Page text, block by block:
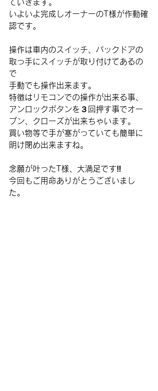
ていきます。
いよいよ完成しオーナーのT様が作動確
認です。
操作は車内のスイッチ、バックドアの
取っ手にスイッチが取り付けてあるの
で
手動でも操作出来ます。
特徴はリモコンでの操作が出来る事、
アンロックボタンを３回押す事でオー
プン、クローズが出来ちゃいます。
買い物等で手が塞がっていても簡単に
明け閉め出来ますね。
念願が叶ったT様、大満足です‼️
今回もご用命ありがとうございまし
た。